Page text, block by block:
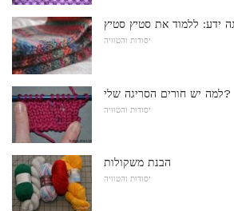
ידע: ללמוד את סטיץ סטיץ
יסודות והטוויה
למה יש חורים הסריגה שלי?
יסודות והטוויה
הבנת משקולות
יסודות והטוויה